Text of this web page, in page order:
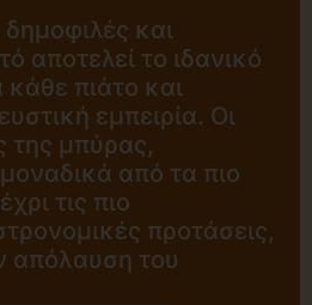
και
αποτελεί το ιδανικό
κάθε πιάτο και
εμπειρία. Οι
της μπύρας,
από τα πιο
τις πιο
προτάσεις,
απόλαυση του